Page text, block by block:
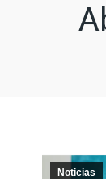
Noticias